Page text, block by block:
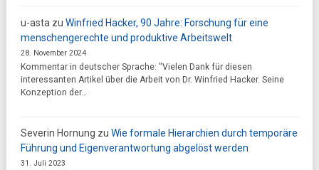
u-asta zu Winfried Hacker, 90 Jahre: Forschung für eine
menschengerechte und produktive Arbeitswelt
28. November 2024
Kommentar in deutscher Sprache: "Vielen Dank für diesen
interessanten Artikel über die Arbeit von Dr. Winfried Hacker. Seine
Konzeption der…
Severin Hornung zu Wie formale Hierarchien durch temporäre
Führung und Eigenverantwortung abgelöst werden
31. Juli 2023